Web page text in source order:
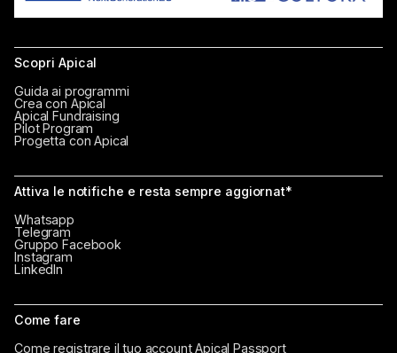
Scopri Apical
Guida ai programmi
Crea con Apical
Apical Fundraising
Pilot Program
Progetta con Apical
Attiva le notifiche e resta sempre aggiornat*
Whatsapp
Telegram
Gruppo Facebook
Instagram
LinkedIn
Come fare
Come registrare il tuo account Apical Passport